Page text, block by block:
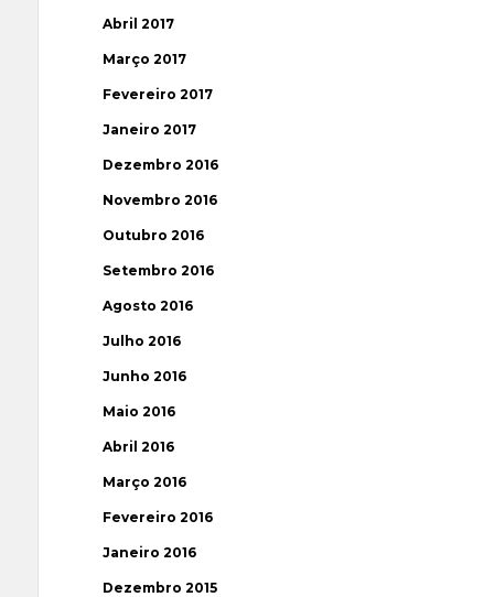
Abril 2017
Março 2017
Fevereiro 2017
Janeiro 2017
Dezembro 2016
Novembro 2016
Outubro 2016
Setembro 2016
Agosto 2016
Julho 2016
Junho 2016
Maio 2016
Abril 2016
Março 2016
Fevereiro 2016
Janeiro 2016
Dezembro 2015